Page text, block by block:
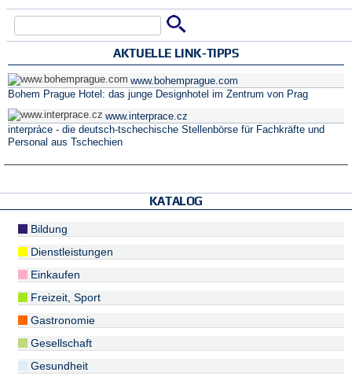
AKTUELLE LINK-TIPPS
www.bohemprague.com
Bohem Prague Hotel: das junge Designhotel im Zentrum von Prag
www.interprace.cz
interpráce - die deutsch-tschechische Stellenbörse für Fachkräfte und
Personal aus Tschechien
KATALOG
Bildung
Dienstleistungen
Einkaufen
Freizeit, Sport
Gastronomie
Gesellschaft
Gesundheit